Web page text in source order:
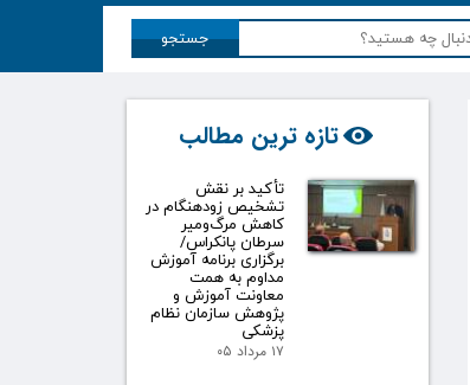
جستجو
تازه ترین مطالب
تأکید بر نقش
تشخیص زودهنگام در
کاهش مرگ‌ومیر
سرطان پانکراس/
برگزاری برنامه آموزش
مداوم به همت
معاونت آموزش و
پژوهش سازمان نظام
پزشکی
۱۷ مرداد ۰۵